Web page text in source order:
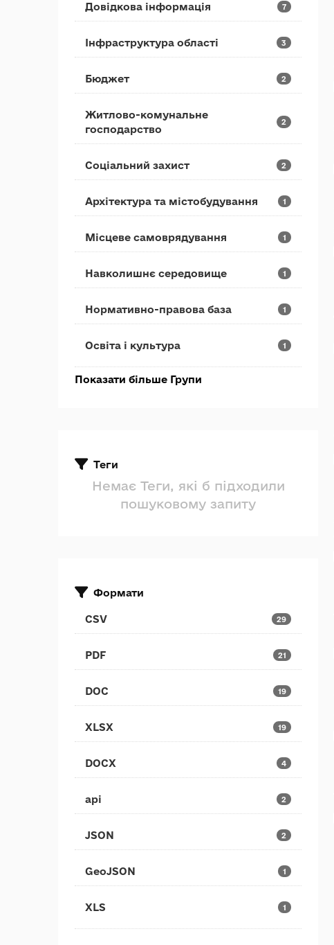
Довідкова інформація 7
Інфраструктура області 3
Бюджет 2
Житлово-комунальне
господарство
2
Соціальний захист 2
Архітектура та містобудування 1
Місцеве самоврядування 1
Навколишнє середовище 1
Нормативно-правова база 1
Освіта і культура 1
Показати більше Групи
Теги
Немає Теги, які б підходили
пошуковому запиту
Формати
CSV 29
PDF 21
DOC 19
XLSX 19
DOCX 4
api 2
JSON 2
GeoJSON 1
XLS 1